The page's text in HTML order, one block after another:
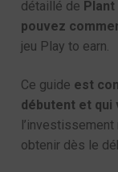
détaillé de
pouvez
jeu Play to earn.
Ce guide est
débutent et qui
obtenir dès le